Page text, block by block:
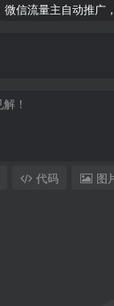
代码 图